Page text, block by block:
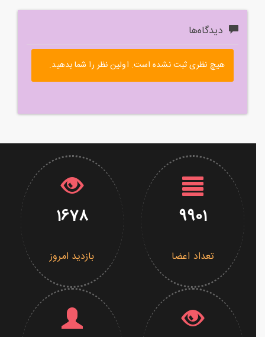
دیدگاه‌ها
هیچ نظری ثبت نشده است. اولین نظر را شما بدهید.
9901
تعداد اعضا
1678
بازدید امروز